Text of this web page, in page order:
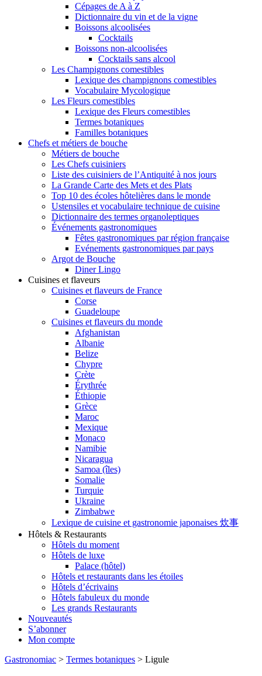
Cépages de A à Z
Dictionnaire du vin et de la vigne
Boissons alcoolisées
Cocktails
Boissons non-alcoolisées
Cocktails sans alcool
Les Champignons comestibles
Lexique des champignons comestibles
Vocabulaire Mycologique
Les Fleurs comestibles
Lexique des Fleurs comestibles
Termes botaniques
Familles botaniques
Chefs et métiers de bouche
Métiers de bouche
Les Chefs cuisiniers
Liste des cuisiniers de l’Antiquité à nos jours
La Grande Carte des Mets et des Plats
Top 10 des écoles hôtelières dans le monde
Ustensiles et vocabulaire technique de cuisine
Dictionnaire des termes organoleptiques
Événements gastronomiques
Fêtes gastronomiques par région française
Evénements gastronomiques par pays
Argot de Bouche
Diner Lingo
Cuisines et flaveurs
Cuisines et flaveurs de France
Corse
Guadeloupe
Cuisines et flaveurs du monde
Afghanistan
Albanie
Belize
Chypre
Crète
Érythrée
Éthiopie
Grèce
Maroc
Mexique
Monaco
Namibie
Nicaragua
Samoa (îles)
Somalie
Turquie
Ukraine
Zimbabwe
Lexique de cuisine et gastronomie japonaises 炊事
Hôtels & Restaurants
Hôtels du moment
Hôtels de luxe
Palace (hôtel)
Hôtels et restaurants dans les étoiles
Hôtels d’écrivains
Hôtels fabuleux du monde
Les grands Restaurants
Nouveautés
S’abonner
Mon compte
Gastronomiac > Termes botaniques > Ligule